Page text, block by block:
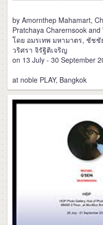
by Amornthep Mahamart,
Pratchaya Charernsook
โดย อมรเทพ มหามาตร, ชัช
วริศรา จิรัฐิติเจริญ
on 13 July - 30 September
at noble PLAY, Bangkok